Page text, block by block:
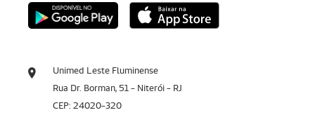
Unimed Leste Fluminense
Rua Dr. Borman, 51 - Niterói - RJ
CEP: 24020-320